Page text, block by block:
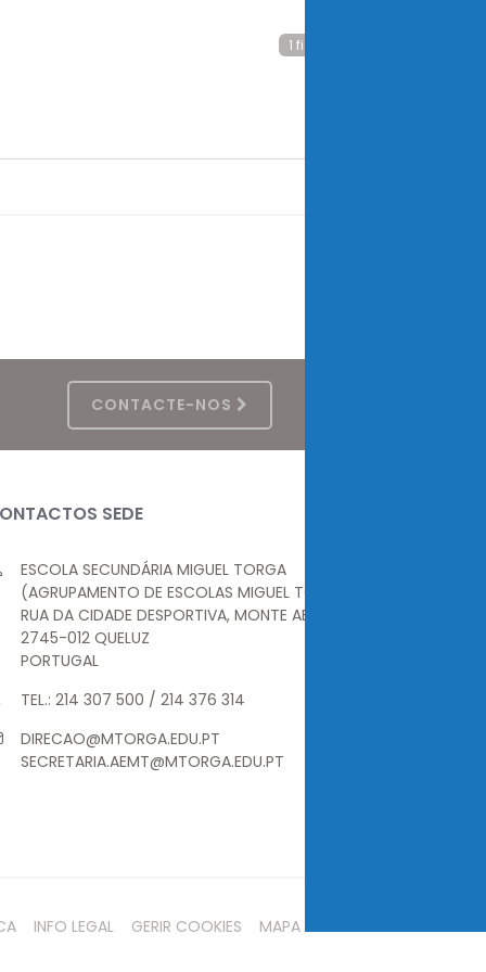
1 ficheiros
CONTACTE-NOS
SEDE
ESCOLA SECUNDÁRIA MIGUEL TORGA
(AGRUPAMENTO DE ESCOLAS MIGUEL TORGA)
RUA DA CIDADE DESPORTIVA, MONTE ABRAÃO
2745-012 QUELUZ
PORTUGAL
TEL.: 214 307 500 / 214 376 314
DIRECAO@MTORGA.EDU.PT
SECRETARIA.AEMT@MTORGA.EDU.PT
INFO LEGAL GERIR COOKIES MAPA DO SITE